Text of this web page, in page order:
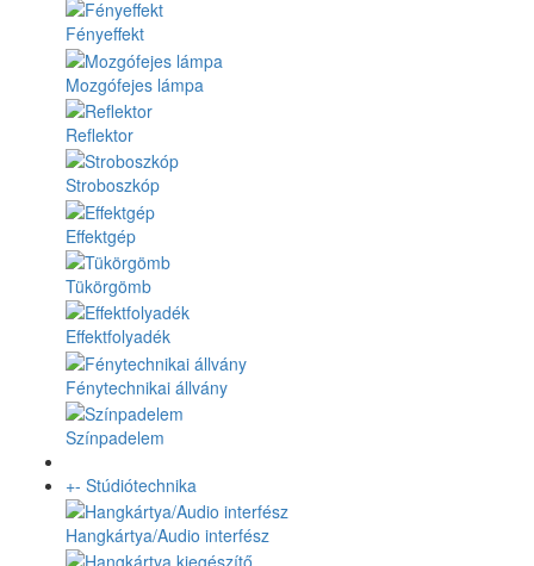
Fényeffekt
Mozgófejes lámpa
Reflektor
Stroboszkóp
Effektgép
Tükörgömb
Effektfolyadék
Fénytechnikai állvány
Színpadelem
+- Stúdiótechnika
Hangkártya/Audio interfész